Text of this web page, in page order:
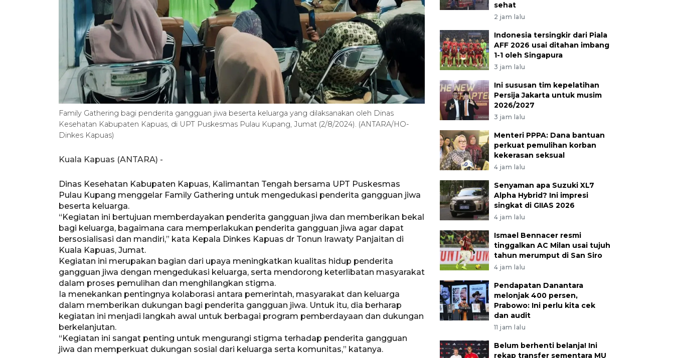
Family Gathering bagi penderita gangguan jiwa beserta keluarga yang dilaksanakan oleh Dinas
Kesehatan Kabupaten Kapuas, di UPT Puskesmas Pulau Kupang, Jumat (2/8/2024). (ANTARA/HO-
Dinkes Kapuas)
Kuala Kapuas (ANTARA) -
Dinas Kesehatan Kabupaten Kapuas, Kalimantan Tengah bersama UPT Puskesmas
Pulau Kupang menggelar Family Gathering untuk mengedukasi penderita gangguan jiwa
beserta keluarga.
“Kegiatan ini bertujuan memberdayakan penderita gangguan jiwa dan memberikan bekal
bagi keluarga, bagaimana cara memperlakukan penderita gangguan jiwa agar dapat
bersosialisasi dan mandiri,” kata Kepala Dinkes Kapuas dr Tonun Irawaty Panjaitan di
Kuala Kapuas, Jumat.
Kegiatan ini merupakan bagian dari upaya meningkatkan kualitas hidup penderita
gangguan jiwa dengan mengedukasi keluarga, serta mendorong keterlibatan masyarakat
dalam proses pemulihan dan menghilangkan stigma.
Ia menekankan pentingnya kolaborasi antara pemerintah, masyarakat dan keluarga
dalam memberikan dukungan bagi penderita gangguan jiwa. Untuk itu, dia berharap
kegiatan ini menjadi langkah awal untuk berbagai program pemberdayaan dan dukungan
berkelanjutan.
“Kegiatan ini sangat penting untuk mengurangi stigma terhadap penderita gangguan
jiwa dan memperkuat dukungan sosial dari keluarga serta komunitas,” katanya.
sehat
2 jam lalu
Indonesia tersingkir dari Piala
AFF 2026 usai ditahan imbang
1-1 oleh Singapura
3 jam lalu
Ini sususan tim kepelatihan
Persija Jakarta untuk musim
2026/2027
3 jam lalu
Menteri PPPA: Dana bantuan
perkuat pemulihan korban
kekerasan seksual
4 jam lalu
Senyaman apa Suzuki XL7
Alpha Hybrid? Ini impresi
singkat di GIIAS 2026
4 jam lalu
Ismael Bennacer resmi
tinggalkan AC Milan usai tujuh
tahun merumput di San Siro
4 jam lalu
Pendapatan Danantara
melonjak 400 persen,
Prabowo: Ini perlu kita cek
dan audit
11 jam lalu
Belum berhenti belanja! Ini
rekap transfer sementara MU